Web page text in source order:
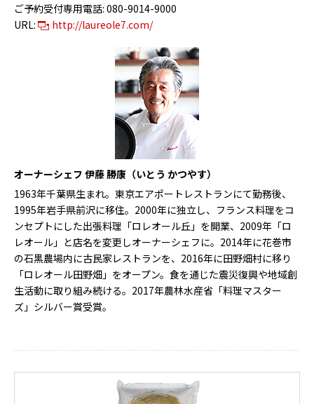
ご予約受付専用電話: 080-9014-9000
URL:
http://laureole7.com/
オーナーシェフ 伊藤 勝康（いとう かつやす）
1963年千葉県生まれ。東京エアポートレストランにて勤務後、
1995年岩手県前沢に移住。2000年に独立し、フランス料理をコ
ンセプトにした出張料理「ロレオール丘」を開業、2009年「ロ
レオール」と店名を変更しオーナーシェフに。2014年に花巻市
の石黒農場内に古民家レストランを、2016年に田野畑村に移り
「ロレオール田野畑」をオープン。食を通じた震災復興や地域創
生活動に取り組み続ける。2017年農林水産省「料理マスター
ズ」シルバー賞受賞。